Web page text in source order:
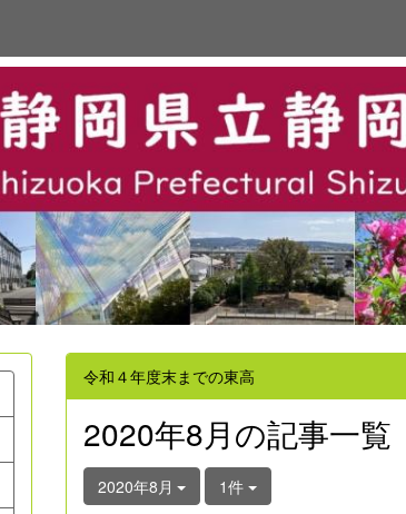
令和４年度末までの東高
2020年8月の記事一覧
2020年8月 1件